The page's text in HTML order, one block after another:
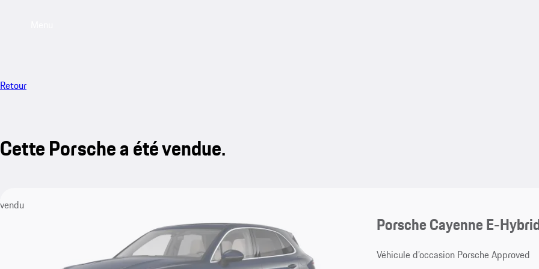
Retour
Cette Porsche a été vendue.
vendu
Porsche Cayenne E-
Véhicule d’occasion Porsche Approved